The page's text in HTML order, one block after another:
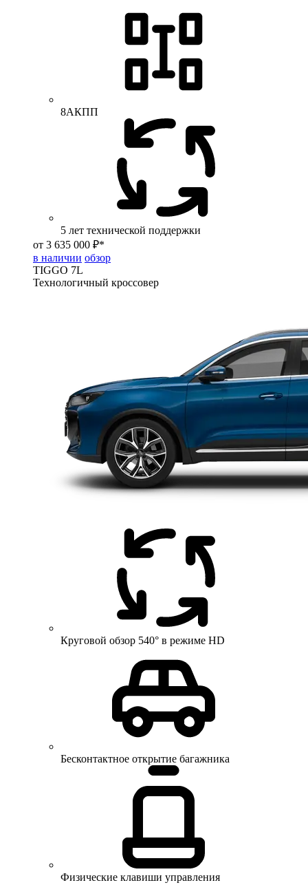
8АКПП
5 лет технической поддержки
от 3 635 000 ₽*
в наличии обзор
TIGGO 7L
Технологичный кроссовер
Круговой обзор 540° в режиме HD
Бесконтактное открытие багажника
Физические клавиши управления